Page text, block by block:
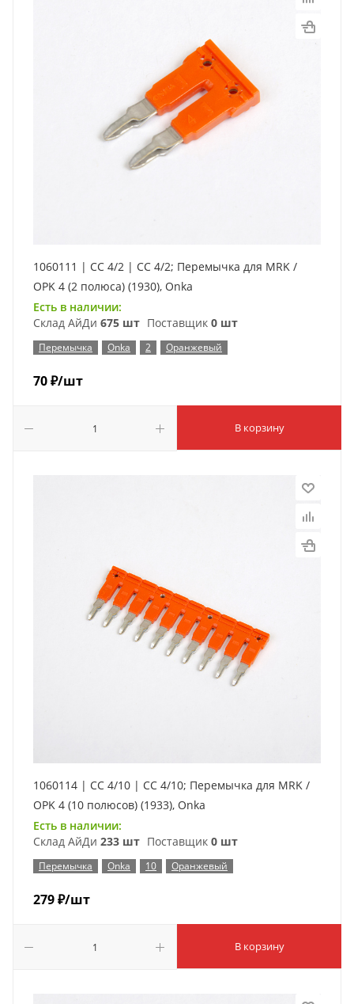
1060111 | CC 4/2 | CC 4/2; Перемычка для MRK /
OPK 4 (2 полюса) (1930), Onka
Есть в наличии:
Склад АйДи 675 шт Поставщик 0 шт
Перемычка Onka 2 Оранжевый
70₽/шт
В корзину
1060114 | CC 4/10 | CC 4/10; Перемычка для MRK /
OPK 4 (10 полюсов) (1933), Onka
Есть в наличии:
Склад АйДи 233 шт Поставщик 0 шт
Перемычка Onka 10 Оранжевый
279₽/шт
В корзину